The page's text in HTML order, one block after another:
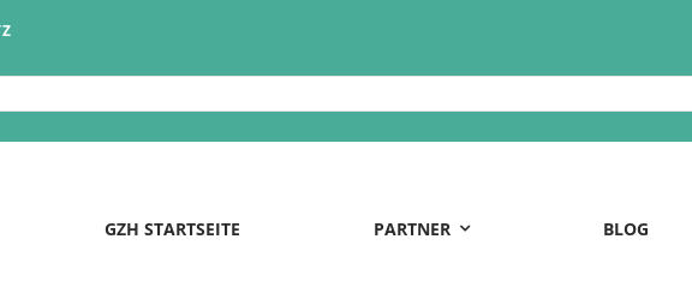
GZH STARTSEITE PARTNER BLOG